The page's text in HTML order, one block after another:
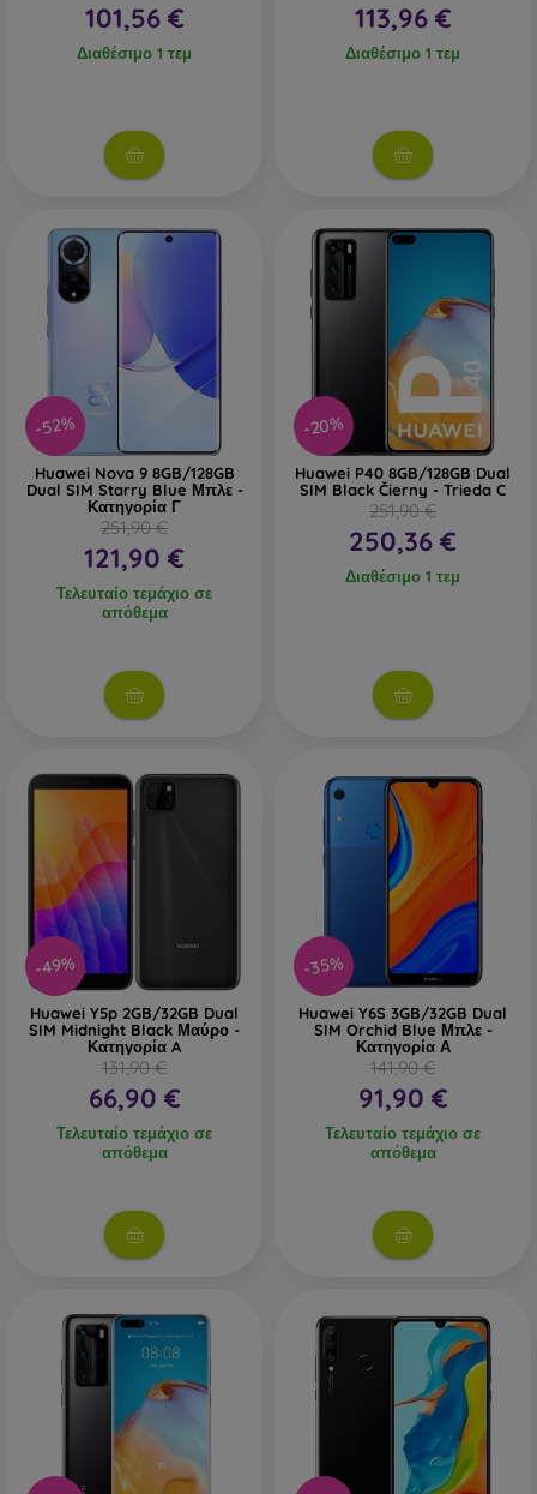
101,56 €
Διαθέσιμο 1 τεμ
113,96 €
Διαθέσιμο 1 τεμ
-52%
Huawei Nova 9 8GB/128GB
Dual SIM Starry Blue Μπλε -
Κατηγορία Γ
251,90 €
121,90 €
Τελευταίο τεμάχιο σε
απόθεμα
-20%
Huawei P40 8GB/128GB Dual
SIM Black Čierny - Trieda C
251,90 €
250,36 €
Διαθέσιμο 1 τεμ
-49%
Huawei Y5p 2GB/32GB Dual
SIM Midnight Black Μαύρο -
Κατηγορία A
131,90 €
66,90 €
Τελευταίο τεμάχιο σε
απόθεμα
-35%
Huawei Y6S 3GB/32GB Dual
SIM Orchid Blue Μπλε -
Κατηγορία Α
141,90 €
91,90 €
Τελευταίο τεμάχιο σε
απόθεμα